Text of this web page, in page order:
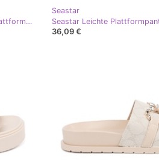
Seastar Beige Sandalen auf der Plattform mit Ausschnitten
Seastar
36,09 €